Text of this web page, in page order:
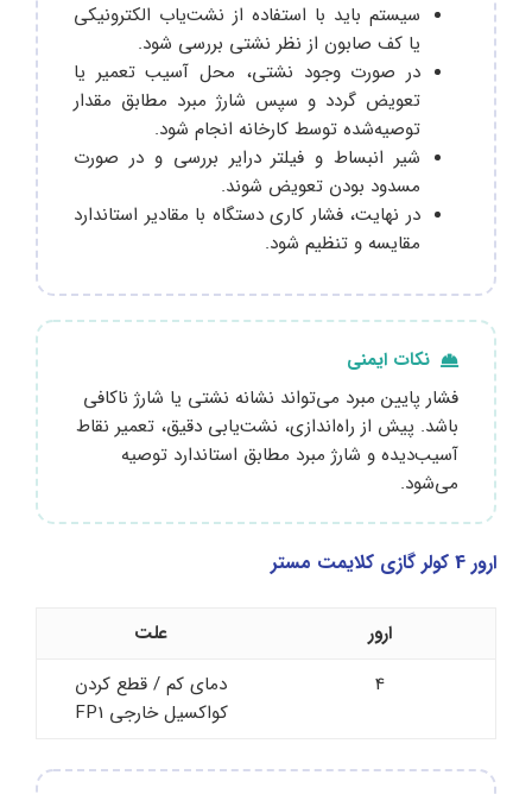
سیستم باید با استفاده از نشت‌یاب الکترونیکی
یا کف صابون از نظر نشتی بررسی شود.
در صورت وجود نشتی، محل آسیب تعمیر یا
تعویض گردد و سپس شارژ مبرد مطابق مقدار
توصیه‌شده توسط کارخانه انجام شود.
شیر انبساط و فیلتر درایر بررسی و در صورت
مسدود بودن تعویض شوند.
در نهایت، فشار کاری دستگاه با مقادیر استاندارد
مقایسه و تنظیم شود.
نکات ایمنی
فشار پایین مبرد می‌تواند نشانه نشتی یا شارژ ناکافی
باشد. پیش از راه‌اندازی، نشت‌یابی دقیق، تعمیر نقاط
آسیب‌دیده و شارژ مبرد مطابق استاندارد توصیه
می‌شود.
ارور 4 کولر گازی کلایمت مستر
ارور
علت
4
دمای کم / قطع کردن
کواکسیل خارجی FP1